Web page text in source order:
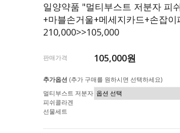
일양약품 "멀티부스트 저분자 피
+마블손거울+메세지카드+손잡
210,000>>105,000
판매가격 105,000원
추가옵션 (추가 구매를 원하시면 선택하세요)
멀티부스트 저분자
피쉬콜라겐
선물세트